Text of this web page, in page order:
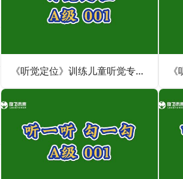
《听觉定位》训练儿童听觉专注力不集中-注意力训练